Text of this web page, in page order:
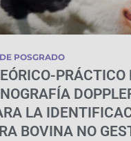
POSGRADO
PRÁCTICO
LA
BOVINA NO